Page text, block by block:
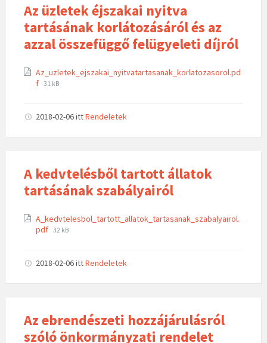
Az üzletek éjszakai nyitva
tartásának korlátozásáról és az
azzal összefüggő felügyeleti díjról
Az_uzletek_ejszakai_nyitvatartasanak_korlatozasorol.pd
f 31 kB
2018-02-06ittRendeletek
A kedvtelésből tartott állatok
tartásának szabályairól
A_kedvtelesbol_tartott_allatok_tartasanak_szabalyairol.
pdf 32 kB
2018-02-06ittRendeletek
Az ebrendészeti hozzájárulásról
szóló önkormányzati rendelet